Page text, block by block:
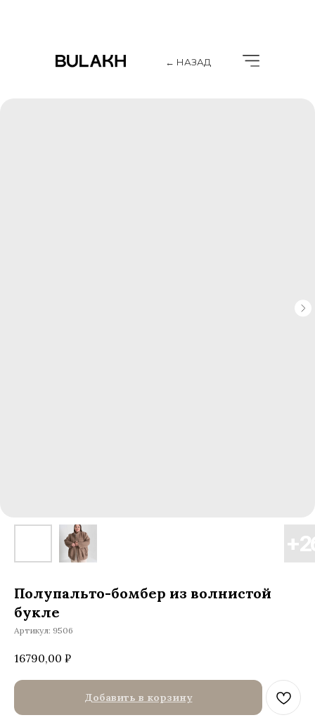
← НАЗАД
Полупальто-бомбер из волнистой
букле
Артикул: 9506
16790,00 ₽
Добавить в корзину